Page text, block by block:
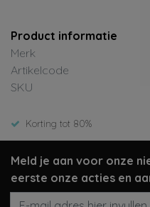
Product informatie
Merk
Artikelcode
SKU
Korting tot 80%
Meld je aan voor onze
eerste onze acties en